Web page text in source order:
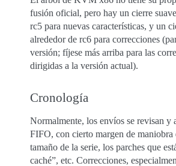
fusión oficial, pero hay un cierre
rc5 para nuevas características, y un
alrededor de rc6 para correcciones
versión; fíjese más arriba para las
dirigidas a la versión actual).
Cronología
Normalmente, los envíos se revisan y
FIFO, con cierto margen de maniobra
tamaño de la serie, los parches que
caché”, etc. Correcciones,